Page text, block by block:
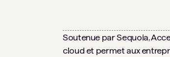
Soutenue par Sequoia,
cloud et permet aux